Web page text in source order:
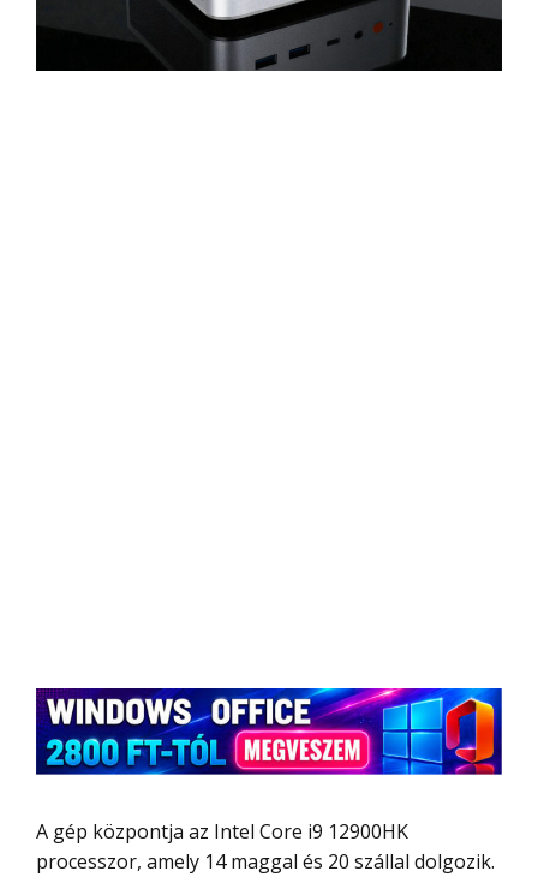
A gép központja az Intel Core i9 12900HK
processzor, amely 14 maggal és 20 szállal dolgozik.